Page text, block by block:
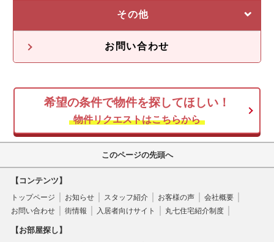
収益物件一覧
不動産投資の流れ
売却に強い5つの理由
不動産無料査定
その他
オーナー様の声
空き家
お問い合わせ
希望の条件で物件を探してほしい！
物件リクエストはこちらから
このページの先頭へ
【コンテンツ】
トップページ お知らせ スタッフ紹介 お客様の声
会社概要
お問い合わせ
街情報 入居者向けサイト 丸七住宅紹介制度
【お部屋探し】